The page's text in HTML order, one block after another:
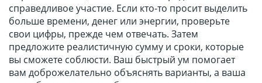
справедливое участие. Если кто-то просит выделить
больше времени, денег или энергии, проверьте
свои цифры, прежде чем отвечать. Затем
предложите реалистичную сумму и сроки, которые
вы сможете соблюсти. Ваш быстрый ум помогает
вам доброжелательно объяснять варианты, а ваша